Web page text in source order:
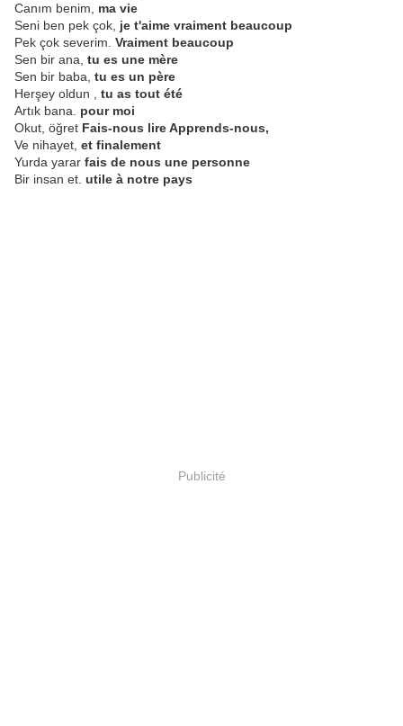
Canım benim, ma vie
Seni ben pek çok, je t'aime vraiment beaucoup
Pek çok severim. Vraiment beaucoup
Sen bir ana, tu es une mère
Sen bir baba, tu es un père
Herşey oldun ,
tu as tout été
Artık bana. pour moi
Okut, öğret Fais-nous lire Apprends-nous,
Ve nihayet, et finalement
Yurda yarar fais de nous une personne
Bir insan et. utile à notre pays
Publicité